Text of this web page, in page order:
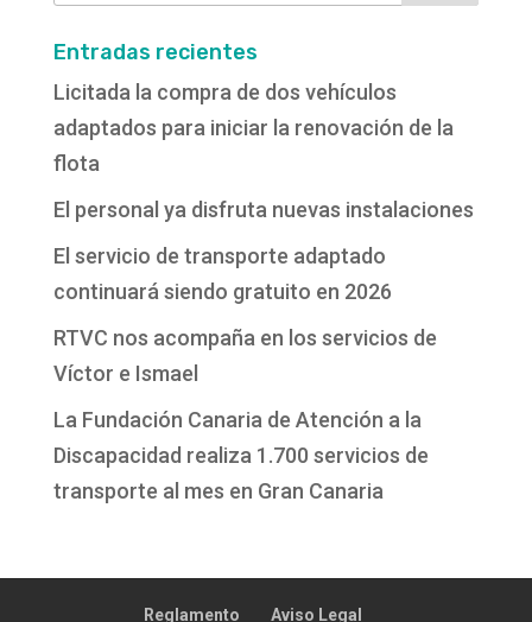
Entradas recientes
Licitada la compra de dos vehículos
adaptados para iniciar la renovación de la
flota
El personal ya disfruta nuevas instalaciones
El servicio de transporte adaptado
continuará siendo gratuito en 2026
RTVC nos acompaña en los servicios de
Víctor e Ismael
La Fundación Canaria de Atención a la
Discapacidad realiza 1.700 servicios de
transporte al mes en Gran Canaria
Reglamento Aviso Legal